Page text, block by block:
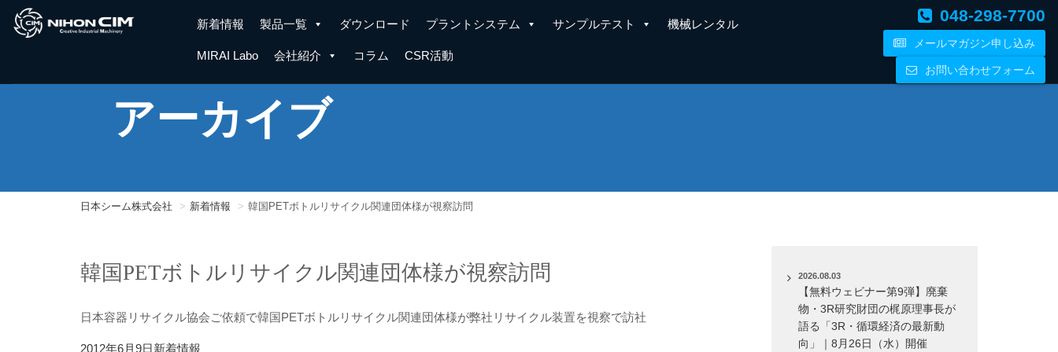
048-298-7700
メールマガジン申し込み
お問い合わせフォーム
新着情報 製品一覧 ダウンロード プラントシステム サンプルテスト 機械レンタル
MIRAI Labo 会社紹介 コラム CSR活動
アーカイブ
日本シーム株式会社 新着情報 韓国PETボトルリサイクル関連団体様が視察訪問
韓国PETボトルリサイクル関連団体様が視察訪問
日本容器リサイクル協会ご依頼で韓国PETボトルリサイクル関連団体様が弊社リサイクル装置を視察で訪社
投
2012年6月9日カ
新着情報
2026.08.03
【無料ウェビナー第9弾】廃棄
物・3R研究財団の梶原理事長が
語る「3R・循環経済の最新動
向」｜8月26日（水）開催